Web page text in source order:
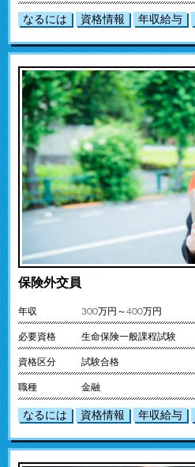
なるには 資格情報 年収給与
保険外交員
年収 300万円～400万円
必要資格 生命保険一般課程試験
資格区分 試験合格
職種 金融
なるには 資格情報 年収給与